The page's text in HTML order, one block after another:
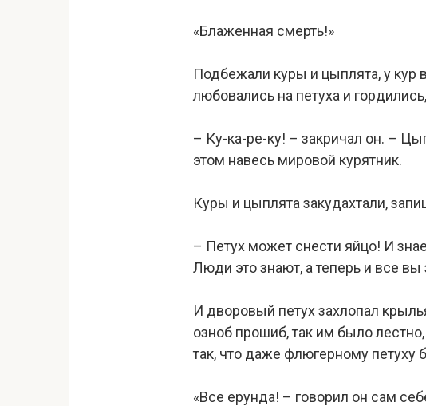
«Блаженная смерть!»
Подбежали куры и цыплята, у кур
любовались на петуха и
– Ку-ка-ре-ку! – закричал он. –
этом навесь мировой курятник.
Куры и цыплята закудахтали,
– Петух может снести яйцо! И
Люди это знают, а теперь и все вы
И дворовый петух захлопал
озноб прошиб, так им было
так, что даже флюгерному
«Все ерунда! – говорил он сам